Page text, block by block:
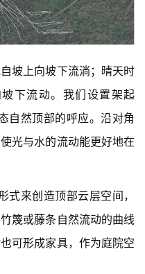
坡上向坡下流淌；晴天时
下流动。我们设置架起
自然顶部的呼应。沿对角
光与水的流动能更好地在
来创造顶部云层空间，
篾或藤条自然流动的曲线
可形成家具，作为庭院空